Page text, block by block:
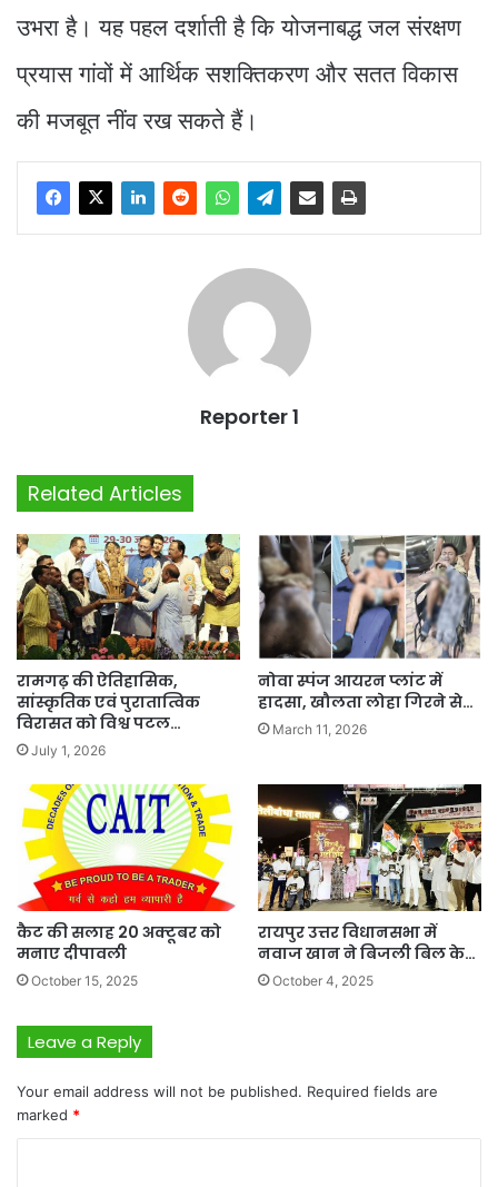
उभरा है। यह पहल दर्शाती है कि योजनाबद्ध जल संरक्षण
प्रयास गांवों में आर्थिक सशक्तिकरण और सतत विकास
की मजबूत नींव रख सकते हैं।
Reporter 1
Related Articles
रामगढ़ की ऐतिहासिक,
सांस्कृतिक एवं पुरातात्विक
विरासत को विश्व पटल…
July 1, 2026
नोवा स्पंज आयरन प्लांट में
हादसा, खौलता लोहा गिरने से…
March 11, 2026
कैट की सलाह 20 अक्टूबर को
मनाए दीपावली
October 15, 2025
रायपुर उत्तर विधानसभा में
नवाज खान ने बिजली बिल के…
October 4, 2025
Leave a Reply
Your email address will not be published. Required fields are
marked *